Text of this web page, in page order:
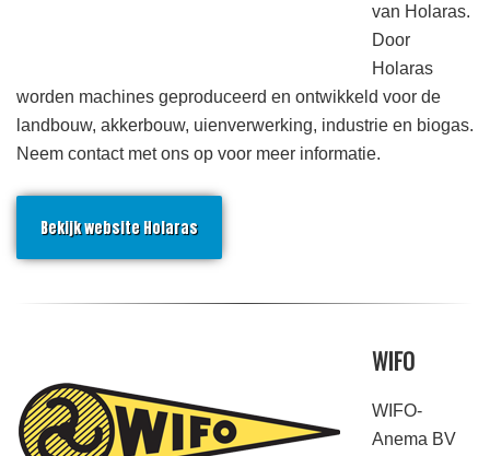
van Holaras.
Door
Holaras
worden machines geproduceerd en ontwikkeld voor de
landbouw, akkerbouw, uienverwerking, industrie en biogas.
Neem contact met ons op voor meer informatie.
Bekijk website Holaras
WIFO
WIFO-
Anema BV